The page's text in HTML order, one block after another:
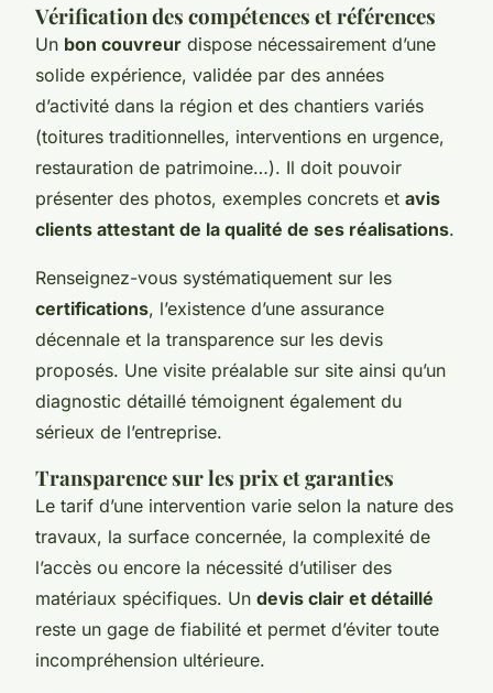
Vérification des compétences et références
Un bon couvreur dispose nécessairement d’une
solide expérience, validée par des années
d’activité dans la région et des chantiers variés
(toitures traditionnelles, interventions en urgence,
restauration de patrimoine…). Il doit pouvoir
présenter des photos, exemples concrets et avis
clients attestant de la qualité de ses réalisations.
Renseignez-vous systématiquement sur les
certifications, l’existence d’une assurance
décennale et la transparence sur les devis
proposés. Une visite préalable sur site ainsi qu’un
diagnostic détaillé témoignent également du
sérieux de l’entreprise.
Transparence sur les prix et garanties
Le tarif d’une intervention varie selon la nature des
travaux, la surface concernée, la complexité de
l’accès ou encore la nécessité d’utiliser des
matériaux spécifiques. Un devis clair et détaillé
reste un gage de fiabilité et permet d’éviter toute
incompréhension ultérieure.